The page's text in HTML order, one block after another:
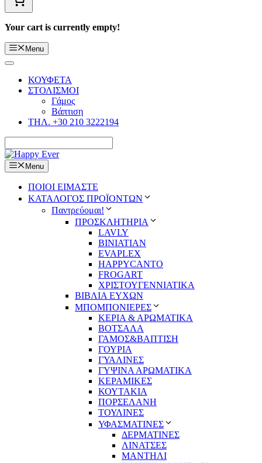
Your cart is currently empty!
Menu
ΚΟΥΦΕΤΑ
ΣΤΟΛΙΣΜΟΙ
Γάμος
Βάπτιση
ΤΗΛ. +30 210 3222194
Menu
ΠΟΙΟΙ ΕΙΜΑΣΤΕ
ΚΑΤΑΛΟΓΟΣ ΠΡΟΪΟΝΤΩΝ
Παντρεύομαι!
ΠΡΟΣΚΛΗΤΗΡΙΑ
LAVLY
BINIATIAN
EVAPLEX
HAPPYCANTO
FROGART
ΧΡΙΣΤΟΥΓΕΝΝΙΑΤΙΚΑ
ΒΙΒΛΙΑ ΕΥΧΩΝ
ΜΠΟΜΠΟΝΙΕΡΕΣ
ΚΕΡΙΑ & ΑΡΩΜΑΤΙΚΑ
ΒΟΤΣΑΛΑ
ΓΑΜΟΣ&ΒΑΠΤΙΣΗ
ΓΟΥΡΙΑ
ΓΥΑΛΙΝΕΣ
ΓΥΨΙΝΑ ΑΡΩΜΑΤΙΚΑ
ΚΕΡΑΜΙΚΕΣ
ΚΟΥΤΑΚΙΑ
ΠΟΡΣΕΛΑΝΗ
ΤΟΥΛΙΝΕΣ
ΥΦΑΣΜΑΤΙΝΕΣ
ΔΕΡΜΑΤΙΝΕΣ
ΛΙΝΑΤΣΕΣ
ΜΑΝΤΗΛΙ